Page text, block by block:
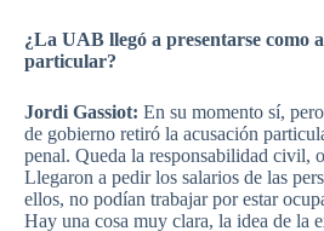
¿La UAB llegó a presentarse como
particular?
Jordi Gassiot: En su momento sí,
de gobierno retiró la acusación
penal. Queda la responsabilidad civil,
Llegaron a pedir los salarios de las
ellos, no podían trabajar por estar
Hay una cosa muy clara, la idea de la